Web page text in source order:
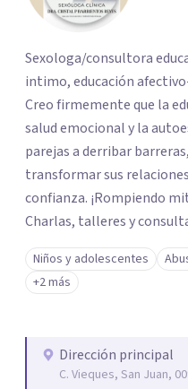
Sexologa/consultora
intimo, educación
Creo firmemente que la
salud emocional y la
parejas a derribar
transformar sus
confianza. ¡Rompiendo
Charlas, talleres y
Niños y adolescentes
+2 más
Dirección principal
C. Vieques, San Juan,